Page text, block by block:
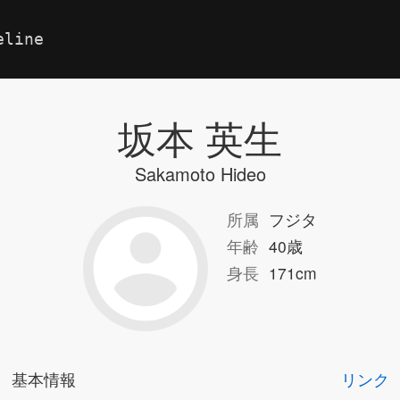
坂本 英生
Sakamoto Hideo
所属 フジタ
年齢 40歳
身長 171cm
基本情報 リンク